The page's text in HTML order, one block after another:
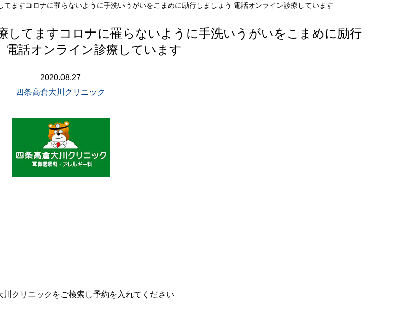
ますコロナに罹らないように手洗いうがいをこまめに励行しましょう 電話オンライン診療しています
してますコロナに罹らないように手洗いうがいをこまめに励行
電話オンライン診療しています
2020.08.27
四条高倉大川クリニック
クリニックをご検索し予約を入れてください